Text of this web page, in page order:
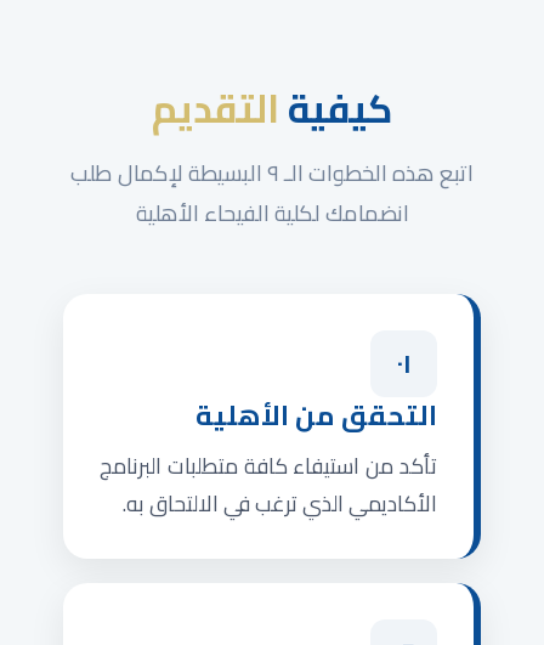
كيفيةالتقديم
اتبع هذه الخطوات الـ ٩ البسيطة لإكمال طلب
انضمامك لكلية الفيحاء الأهلية
٠١
التحقق من الأهلية
تأكد من استيفاء كافة متطلبات البرنامج
الأكاديمي الذي ترغب في الالتحاق به.